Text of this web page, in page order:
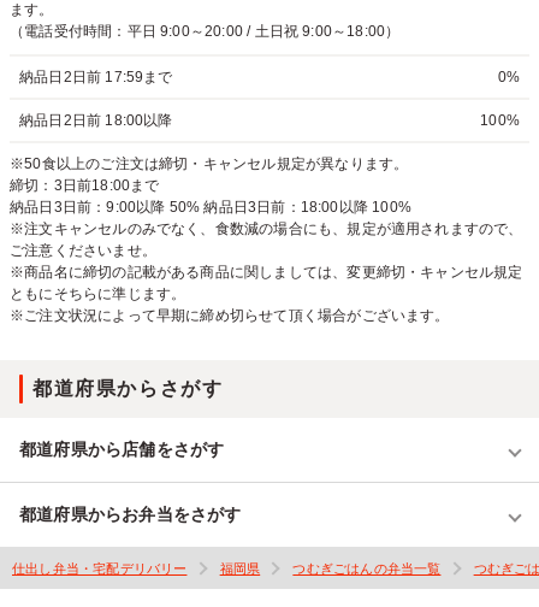
ます。
（電話受付時間：平日 9:00～20:00 / 土日祝 9:00～18:00）
納品日2日前 17:59まで 0%
納品日2日前 18:00以降 100%
※50食以上のご注文は締切・キャンセル規定が異なります。
締切：3日前18:00まで
納品日3日前：9:00以降 50% 納品日3日前：18:00以降 100%
※注文キャンセルのみでなく、食数減の場合にも、規定が適用されますので、
ご注意くださいませ。
※商品名に締切の記載がある商品に関しましては、変更締切・キャンセル規定
ともにそちらに準じます。
※ご注文状況によって早期に締め切らせて頂く場合がございます。
都道府県からさがす
都道府県から店舗をさがす
都道府県からお弁当をさがす
仕出し弁当・宅配デリバリー 福岡県 つむぎごはんの弁当一覧 つむぎご